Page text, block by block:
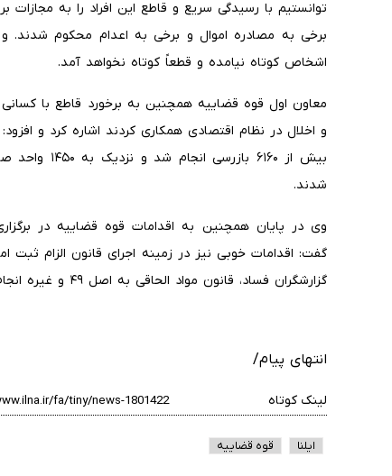
توانستیم با رسیدگی سریع و قاطع این افراد را به
برخی به مصادره اموال و برخی به اعدام محکوم شدند.
اشخاص کوتاه نیامده و قطعاً کوتاه نخواهد آمد.
معاون اول قوه قضاییه همچنین به برخورد قاطع با
و اخلال در نظام اقتصادی همکاری کردند اشاره کرد و
بیش از
شدند.
وی در پایان همچنین به اقدامات قوه قضاییه در
گفت: اقدامات خوبی نیز در زمینه اجرای قانون الزام ثبت
گزارشگران فساد، قانون مواد الحاقی به اصل ۴۹ و غیره انجام شده است.
انتهای پیام/
لینک کوتاه
ایلنا قوه قضاییه